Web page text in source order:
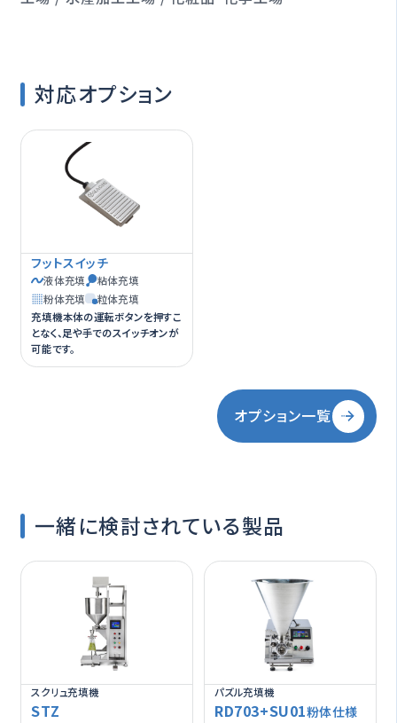
対応オプション
フットスイッチ
液体充填
粘体充填
粉体充填
粒体充填
充填機本体の運転ボタンを押すこ
となく、足や手でのスイッチオンが
可能です。
オプション一覧
一緒に検討されている製品
スクリュ充填機
STZ
パズル充填機
RD703+SU01粉体仕様